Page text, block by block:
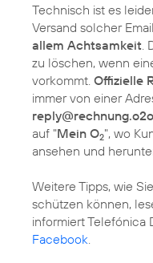
Technisch ist es
Versand solcher
allem Achtsamkeit
zu löschen, wenn
vorkommt. Offizielle
immer von einer
auf "Mein O2", wo
ansehen und
Weitere Tipps, wie
schützen können,
informiert Telefónica
Facebook